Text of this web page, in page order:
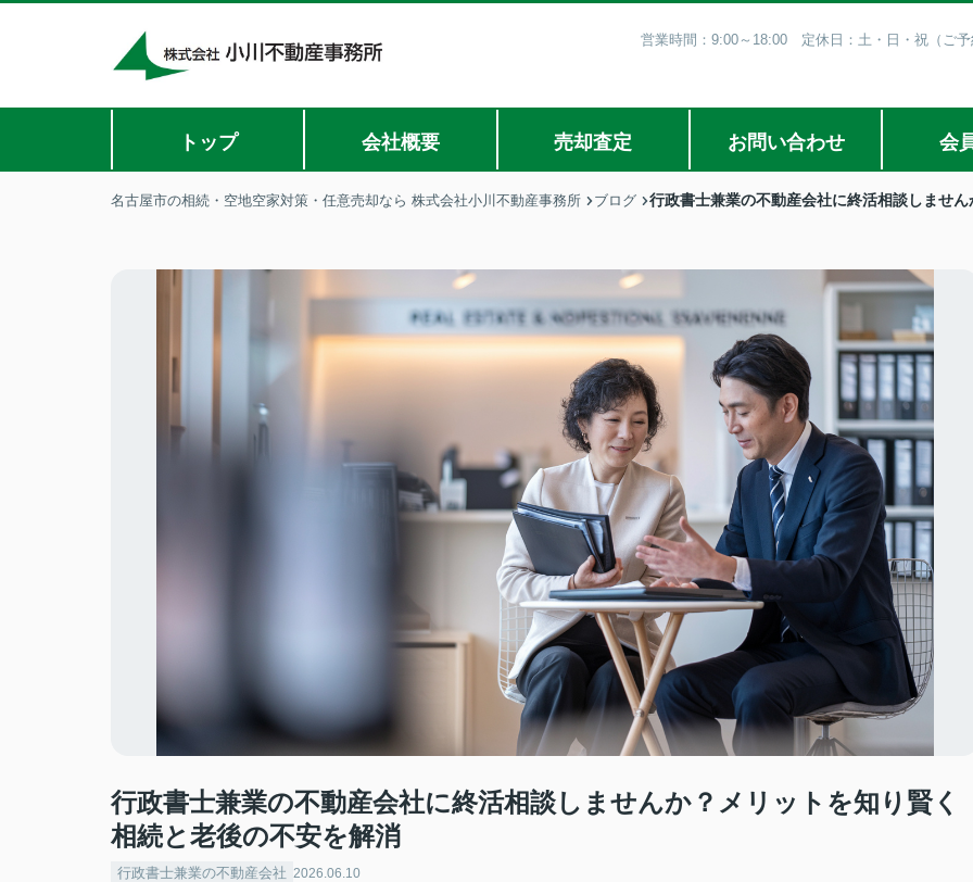
営業時間：9:00～18:00 定休日：土・日・祝（ご
トップ 会社概要 売却査定 お問い合わせ 会
名古屋市の相続・空地空家対策・任意売却なら 株式会社小川不動産事務所 ブログ 行政書士兼業の不動産会社に終活相談しませ
行政書士兼業の不動産会社に終活相談しませんか？メリットを知り賢く
相続と老後の不安を解消
行政書士兼業の不動産会社 2026.06.10